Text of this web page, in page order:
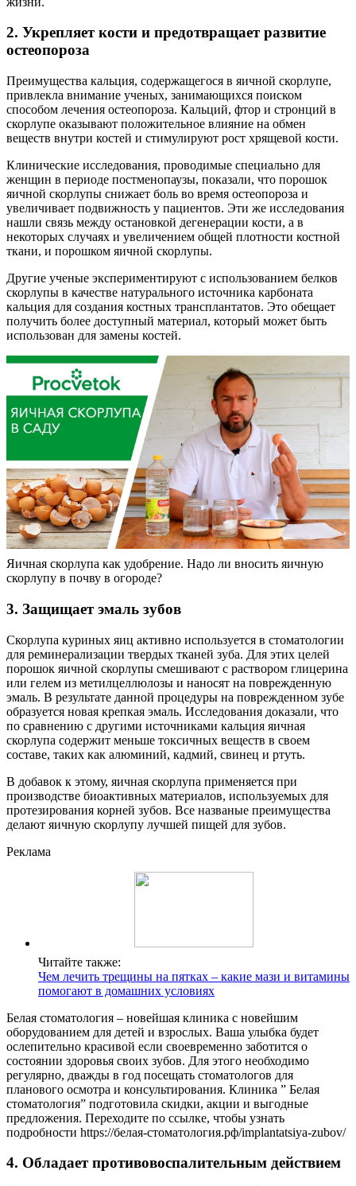
2. Укрепляет кости и предотвращает развитие
остеопороза
Преимущества кальция, содержащегося в яичной скорлупе,
привлекла внимание ученых, занимающихся поиском
способом лечения остеопороза. Кальций, фтор и стронций в
скорлупе оказывают положительное влияние на обмен
веществ внутри костей и стимулируют рост хрящевой кости.
Клинические исследования, проводимые специально для
женщин в периоде постменопаузы, показали, что порошок
яичной скорлупы снижает боль во время остеопороза и
увеличивает подвижность у пациентов. Эти же исследования
нашли связь между остановкой дегенерации кости, а в
некоторых случаях и увеличением общей плотности костной
ткани, и порошком яичной скорлупы.
Другие ученые экспериментируют с использованием белков
скорлупы в качестве натурального источника карбоната
кальция для создания костных трансплантатов. Это обещает
получить более доступный материал, который может быть
использован для замены костей.
Яичная скорлупа как удобрение. Надо ли вносить яичную
скорлупу в почву в огороде?
3. Защищает эмаль зубов
Скорлупа куриных яиц активно используется в стоматологии
для реминерализации твердых тканей зуба. Для этих целей
порошок яичной скорлупы смешивают с раствором глицерина
или гелем из метилцеллюлозы и наносят на поврежденную
эмаль. В результате данной процедуры на поврежденном зубе
образуется новая крепкая эмаль. Исследования доказали, что
по сравнению с другими источниками кальция яичная
скорлупа содержит меньше токсичных веществ в своем
составе, таких как алюминий, кадмий, свинец и ртуть.
В добавок к этому, яичная скорлупа применяется при
производстве биоактивных материалов, используемых для
протезирования корней зубов. Все названые преимущества
делают яичную скорлупу лучшей пищей для зубов.
Реклама
Читайте также:
Чем лечить трещины на пятках – какие мази и витамины
помогают в домашних условиях
Белая стоматология – новейшая клиника с новейшим
оборудованием для детей и взрослых. Ваша улыбка будет
ослепительно красивой если своевременно заботится о
состоянии здоровья своих зубов. Для этого необходимо
регулярно, дважды в год посещать стоматологов для
планового осмотра и консультирования. Клиника ” Белая
стоматология” подготовила скидки, акции и выгодные
предложения. Переходите по ссылке, чтобы узнать
подробности https://белая-стоматология.рф/implantatsiya-zubov/
4. Обладает противовоспалительным действием